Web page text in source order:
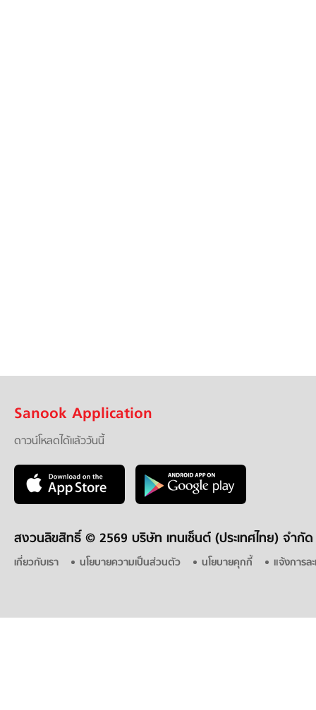
Sanook Application
ดาวน์โหลดได้แล้ววันนี้
สงวนลิขสิทธิ์ © 2569 บริษัท เทนเซ็นต์ (ประเทศไทย) จำกัด
เกี่ยวกับเรา นโยบายความเป็นส่วนตัว นโยบายคุกกี้ แจ้งการล